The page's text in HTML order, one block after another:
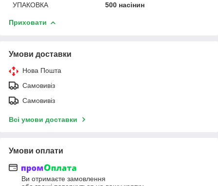
УПАКОВКА
500 насінин
Приховати
Умови доставки
Нова Пошта
Самовивіз
Самовивіз
Всі умови доставки
Умови оплати
Ви отримаєте замовлення